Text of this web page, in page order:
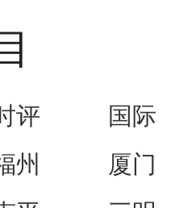
评
国际
州
厦门